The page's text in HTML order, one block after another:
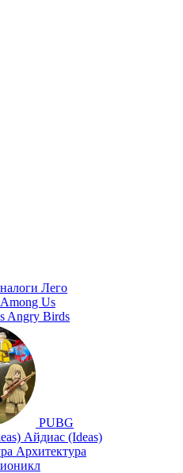
Лего
Among Us
Angry Birds
PUBG
Айдиас (Ideas)
Архитектура